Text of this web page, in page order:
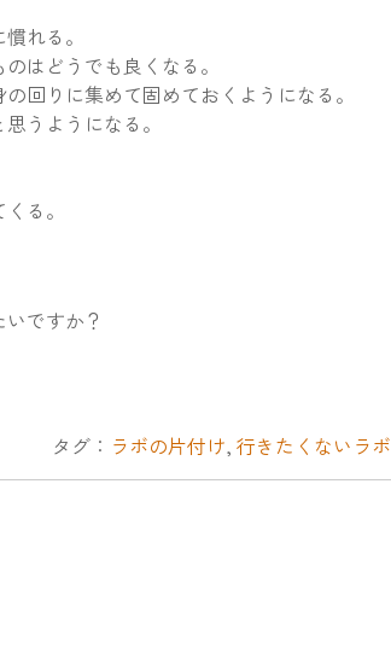
れる。
はどうでも良くなる。
回りに集めて固めておくようになる。
うようになる。
る。
ですか？
タグ： ラボの片付け, 行きたくないラボ